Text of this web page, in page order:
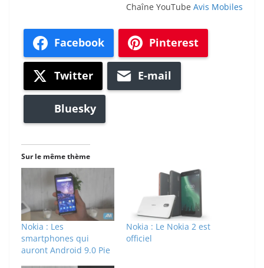
Chaîne YouTube Avis Mobiles
Facebook Pinterest
Twitter E-mail
Bluesky
Sur le même thème
Nokia : Les
smartphones qui
auront Android 9.0 Pie
Nokia : Le Nokia 2 est
officiel